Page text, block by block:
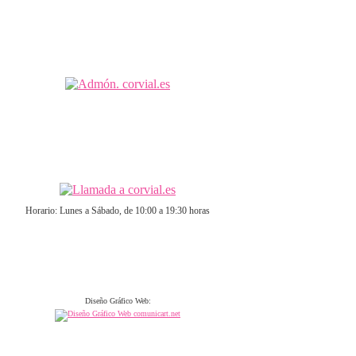
Horario: Lunes a Sábado, de 10:00 a 19:30 horas
Diseño Gráfico Web: